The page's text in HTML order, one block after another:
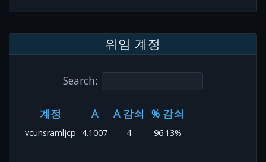
위임 계정
Search:
계정 A A 감쇠 % 감쇠
vcunsramljcp 4.1007 4 96.13%